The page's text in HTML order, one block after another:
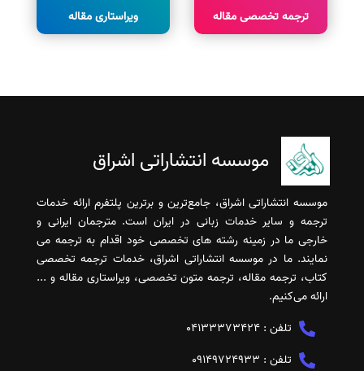
ترجمه تخصصی مقاله ویراستاری مقاله
موسسه انتشاراتی اشراق
موسسه انتشاراتی اشراق، جامع‌ترین و برترین پلتفرم ارائه خدمات
ترجمه و سایر خدمات زبانی در ایران است. مترجمان ایرانی و
خارجی ما در زمینه رشته های تخصصی خود اقدام به ترجمه می
نمایند. ما در موسسه انتشاراتی اشراق، خدمات ترجمه تخصصی
کتاب، ترجمه مقاله، ترجمه متون تخصصی، ویراستاری مقاله و ...
ارائه می‌کنیم.
تلفن : 04133373424
تلفن : 09149724933